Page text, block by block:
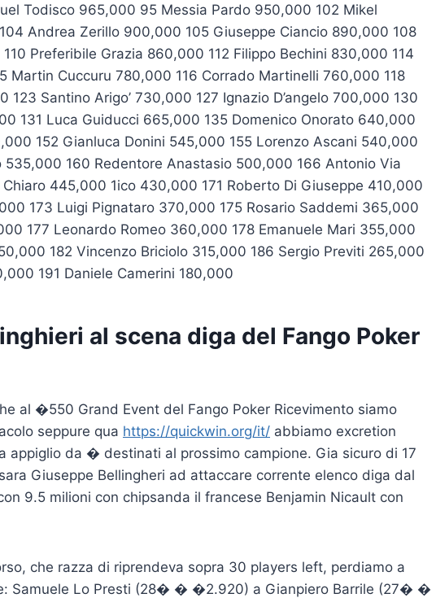
Todisco 965,000 95 Messia Pardo 950,000 102 Mikel
Andrea Zerillo 900,000 105 Giuseppe Ciancio 890,000 108
Preferibile Grazia 860,000 112 Filippo Bechini 830,000 114
Martin Cuccuru 780,000 116 Corrado Martinelli 760,000 118
123 Santino Arigo’ 730,000 127 Ignazio D’angelo 700,000 130
131 Luca Guiducci 665,000 135 Domenico Onorato 640,000
152 Gianluca Donini 545,000 155 Lorenzo Ascani 540,000
535,000 160 Redentore Anastasio 500,000 166 Antonio Via
445,000 1ico 430,000 171 Roberto Di Giuseppe 410,000
173 Luigi Pignataro 370,000 175 Rosario Saddemi 365,000
177 Leonardo Romeo 360,000 178 Emanuele Mari 355,000
182 Vincenzo Briciolo 315,000 186 Sergio Previti 265,000
191 Daniele Camerini 180,000
al scena diga del Fango Poker
al �550 Grand Event del Fango Poker Ricevimento siamo
seppure qua https://quickwin.org/it/ abbiamo excretion
appiglio da � destinati al prossimo campione. Gia sicuro di 17
Giuseppe Bellingheri ad attaccare corrente elenco diga dal
9.5 milioni con chipsanda il francese Benjamin Nicault con
che razza di riprendeva sopra 30 players left, perdiamo a
Samuele Lo Presti (28� � �2.920) a Gianpiero Barrile (27� �